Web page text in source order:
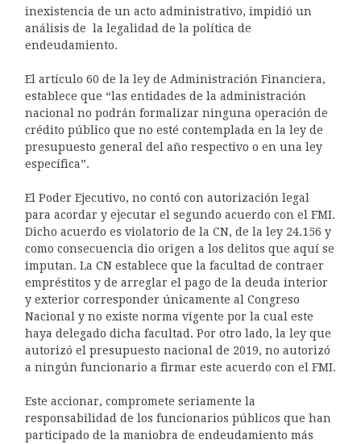
inexistencia de un acto administrativo, impidió un
análisis de la legalidad de la política de
endeudamiento.
El artículo 60 de la ley de Administración Financiera,
establece que “las entidades de la administración
nacional no podrán formalizar ninguna operación de
crédito público que no esté contemplada en la ley de
presupuesto general del año respectivo o en una ley
específica”.
El Poder Ejecutivo, no contó con autorización legal
para acordar y ejecutar el segundo acuerdo con el FMI.
Dicho acuerdo es violatorio de la CN, de la ley 24.156 y
como consecuencia dio origen a los delitos que aquí se
imputan. La CN establece que la facultad de contraer
empréstitos y de arreglar el pago de la deuda interior
y exterior corresponder únicamente al Congreso
Nacional y no existe norma vigente por la cual este
haya delegado dicha facultad. Por otro lado, la ley que
autorizó el presupuesto nacional de 2019, no autorizó
a ningún funcionario a firmar este acuerdo con el FMI.
Este accionar, compromete seriamente la
responsabilidad de los funcionarios públicos que han
participado de la maniobra de endeudamiento más